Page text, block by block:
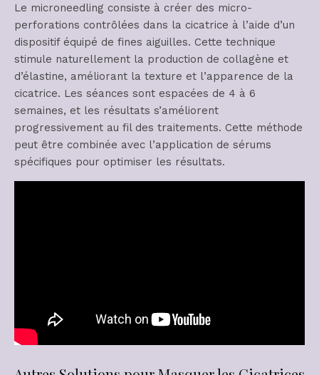
Le microneedling consiste à créer des micro-
perforations contrôlées dans la cicatrice à l’aide d’un
dispositif équipé de fines aiguilles. Cette technique
stimule naturellement la production de collagène et
d’élastine, améliorant la texture et l’apparence de la
cicatrice. Les séances sont espacées de 4 à 6
semaines, et les résultats s’améliorent
progressivement au fil des traitements. Cette méthode
peut être combinée avec l’application de sérums
spécifiques pour optimiser les résultats.